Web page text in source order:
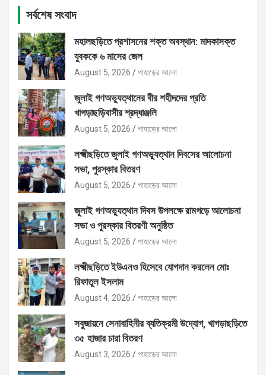
সর্বশেষ সংবাদ
মহালছড়িতে প্রশাসনের শক্ত অবস্থান: মাদকাসক্ত
যুবককে ৬ মাসের জেল
August 5, 2026 পাহাড়ের আলো
জুলাই গণঅভ্যুত্থানের বীর শহীদদের প্রতি
খাগড়াছড়িবাসীর শ্রদ্ধাঞ্জলি
August 5, 2026 পাহাড়ের আলো
লক্ষ্মীছড়িতে জুলাই গণঅভ্যুত্থান দিবসের আলোচনা
সভা, পুরস্কার বিতরণ
August 5, 2026 পাহাড়ের আলো
জুলাই গণঅভ্যুত্থান দিবস উপলক্ষে রামগড়ে আলোচনা
সভা ও পুরস্কার বিতরণী অনুষ্ঠিত
August 5, 2026 পাহাড়ের আলো
লক্ষ্মীছড়িতে ইউএনও হিসেবে যোগদান করলেন মোঃ
রিফাতুল ইসলাম
August 4, 2026 পাহাড়ের আলো
সবুজায়নে সেনাবাহিনীর ব্যতিক্রমী উদ্যোগ, খাগড়াছড়িতে
৩৫ হাজার চারা বিতরণ
August 3, 2026 পাহাড়ের আলো